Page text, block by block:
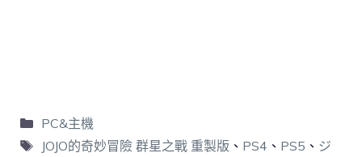
PC&主機
JOJO的奇妙冒險 群星之戰 重製版 、 PS4 、 PS5 、 ジ